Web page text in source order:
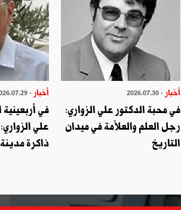
أخبار - 2026.07.30
في محبة الدكتور علي الزواري:
رجل العلم والعلاّمة في ميدان
التاريخ
أخبار - 2026.07.29
في أربعينية
علي
ذاكرة